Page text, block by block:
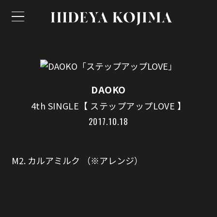
DAOKO
4th SINGLE【 ステップアップLOVE 】
2017.10.18
M2. カルアミルク （※アレンジ）